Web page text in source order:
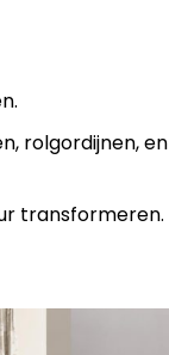
rolgordijnen, en
transformeren.